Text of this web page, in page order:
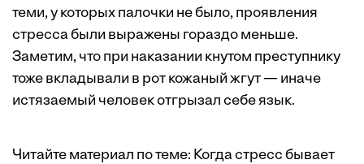
теми, у которых палочки не было, проявления
стресса были выражены гораздо меньше.
Заметим, что при наказании кнутом преступнику
тоже вкладывали в рот кожаный жгут — иначе
истязаемый человек отгрызал себе язык.
Читайте материал по теме: Когда стресс бывает